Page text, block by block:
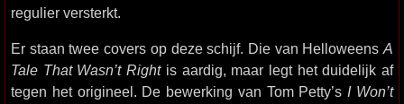
regulier versterkt.
Er staan twee covers op deze schijf. Die van Helloweens A
Tale That Wasn’t Rightis aardig, maar legt het duidelijk af
tegen het origineel. De bewerking van Tom Petty’s I Won’t